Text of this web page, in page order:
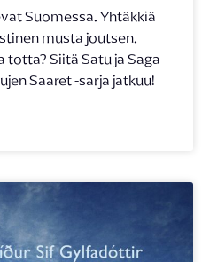
Suomessa. Yhtäkkiä
musta joutsen.
Siitä Satu ja Saga
Saaret -sarja jatkuu!